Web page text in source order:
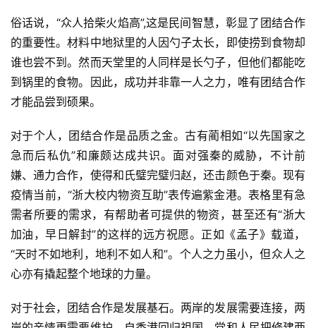
俗话说，“众人拾柴火焰高”,这是民间智慧，彰显了团结合作
的重要性。材料中地狱里的人因勺子太长，即使捞到食物却
谁也尝不到。然而天堂里的人同样是长勺子，但他们都能吃
到锅里的食物。因此，成功并非靠一人之力，唯有团结合作
才能品尝到硕果。
对于个人，团结合作是品质之金。古有蔺相如“以先国家之
急而后私仇”和廉颇达成共识。面对强秦的威胁，不计前
嫌、通力合作，使得和氏璧完璧归赵，还击颜色于秦。现有
疫情当前，“浙大校内物资互助”表传遍紫金港。表格里有急
需者所要的需求，有帮助者可提供的物资，甚至还有“浙大
加油，早日解封”的这样的远方祝愿。正如《孟子》载道，
“天时不如地利，地利不如人和”。个人之力虽小，但众人之
心亦有撬起整个地球的力量。
对于社会，团结合作是发展基石。两岸的发展需要连接，两